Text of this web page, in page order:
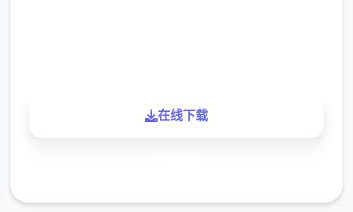
在线下载